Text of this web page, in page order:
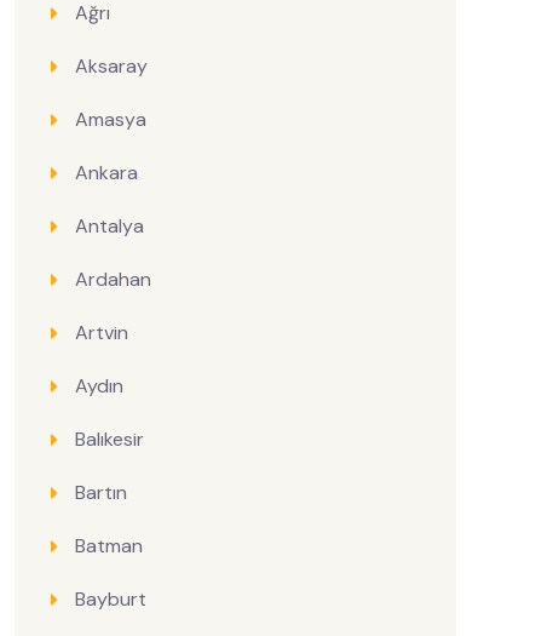
Ağrı
Aksaray
Amasya
Ankara
Antalya
Ardahan
Artvin
Aydın
Balıkesir
Bartın
Batman
Bayburt